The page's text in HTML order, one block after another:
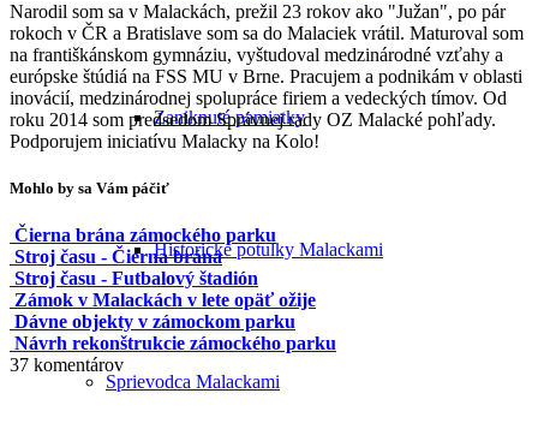
Zaniknuté pamiatky
Historické potulky Malackami
Sprievodca Malackami
Narodil som sa v Malackách, prežil 23 rokov ako "Južan", po pár
rokoch v ČR a Bratislave som sa do Malaciek vrátil. Maturoval som
na františkánskom gymnáziu, vyštudoval medzinárodné vzťahy a
európske štúdiá na FSS MU v Brne. Pracujem a podnikám v oblasti
inovácií, medzinárodnej spolupráce firiem a vedeckých tímov. Od
roku 2014 som predsedom Správnej rady OZ Malacké pohľady.
Podporujem iniciatívu Malacky na Kolo!
Mohlo by sa Vám páčiť
Čierna brána zámockého parku
Stroj času - Čierna brána
Stroj času - Futbalový štadión
Zámok v Malackách v lete opäť ožije
Dávne objekty v zámockom parku
Návrh rekonštrukcie zámockého parku
37 komentárov